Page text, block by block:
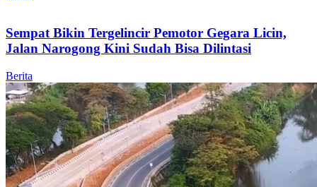
Sempat Bikin Tergelincir Pemotor Gegara Licin,
Jalan Narogong Kini Sudah Bisa Dilintasi
Berita